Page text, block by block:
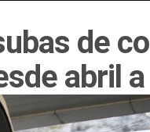
de
abril